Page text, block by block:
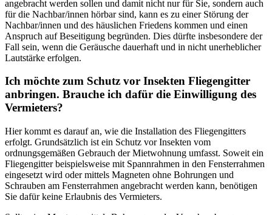
angebracht werden sollen und damit nicht nur für Sie, sondern auch
für die Nachbar/innen hörbar sind, kann es zu einer Störung der
Nachbar/innen und des häuslichen Friedens kommen und einen
Anspruch auf Beseitigung begründen. Dies dürfte insbesondere der
Fall sein, wenn die Geräusche dauerhaft und in nicht unerheblicher
Lautstärke erfolgen.
Ich möchte zum Schutz vor Insekten Fliegengitter
anbringen. Brauche ich dafür die Einwilligung des
Vermieters?
Hier kommt es darauf an, wie die Installation des Fliegengitters
erfolgt. Grundsätzlich ist ein Schutz vor Insekten vom
ordnungsgemäßen Gebrauch der Mietwohnung umfasst. Soweit ein
Fliegengitter beispielsweise mit Spannrahmen in den Fensterrahmen
eingesetzt wird oder mittels Magneten ohne Bohrungen und
Schrauben am Fensterrahmen angebracht werden kann, benötigen
Sie dafür keine Erlaubnis des Vermieters.